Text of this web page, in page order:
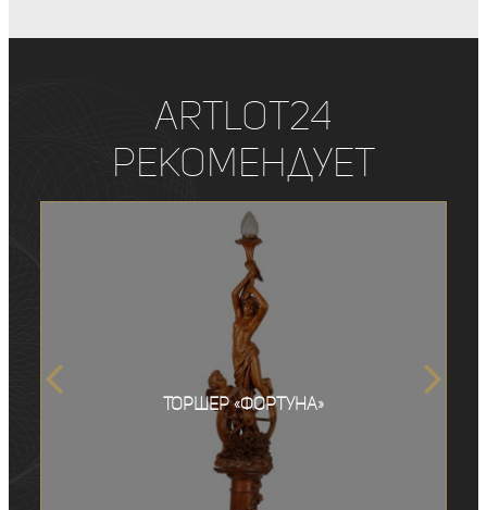
ArtLot24
рекомендует
Торшер «Фортуна»